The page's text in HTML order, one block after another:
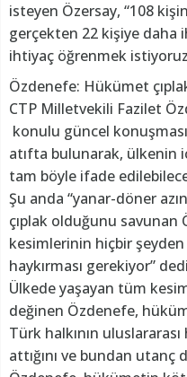
isteyen Özersay, “108
gerçekten 22 kişiye daha
ihtiyaç öğrenmek
Özdenefe: Hükümet
CTP Milletvekili Fazilet
konulu güncel
atıfta bulunarak, ülkenin
tam böyle ifade
Şu anda “yanar-döner
çıplak olduğunu
kesimlerinin hiçbir
haykırması gerekiyor”
Ülkede yaşayan tüm
değinen Özdenefe,
Türk halkının
attığını ve bundan utanç